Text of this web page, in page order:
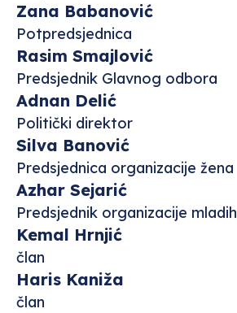
Zana Babanović
Potpredsjednica
Rasim Smajlović
Predsjednik Glavnog odbora
Adnan Delić
Politički direktor
Silva Banović
Predsjednica organizacije žena
Azhar Sejarić
Predsjednik organizacije mladih
Kemal Hrnjić
član
Haris Kaniža
član